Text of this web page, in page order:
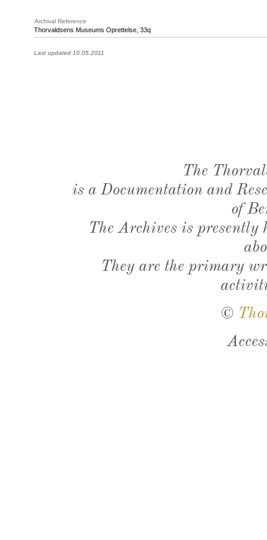
Archival Reference
Thorvaldsens Museums Oprettelse, 33q
Last updated 10.05.2011
The
is a Documentation and
of
The Archives is presently
They are the primary
©